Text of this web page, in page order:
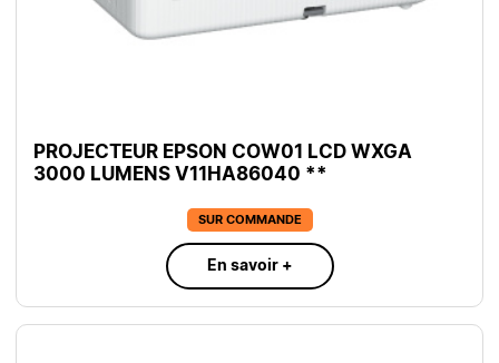
PROJECTEUR EPSON COW01 LCD WXGA
3000 LUMENS V11HA86040 **
SUR COMMANDE
En savoir +